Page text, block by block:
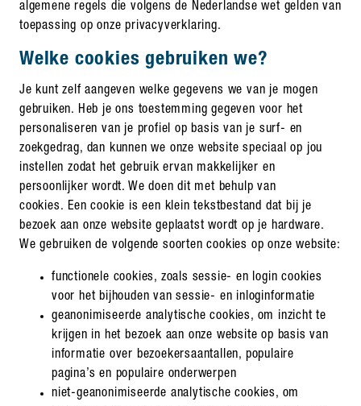
algemene regels die volgens de Nederlandse wet gelden van
toepassing op onze privacyverklaring.
Welke cookies gebruiken we?
Je kunt zelf aangeven welke gegevens we van je mogen
gebruiken. Heb je ons toestemming gegeven voor het
personaliseren van je profiel op basis van je surf- en
zoekgedrag, dan kunnen we onze website speciaal op jou
instellen zodat het gebruik ervan makkelijker en
persoonlijker wordt. We doen dit met behulp van
cookies. Een cookie is een klein tekstbestand dat bij je
bezoek aan onze website geplaatst wordt op je hardware.
We gebruiken de volgende soorten cookies op onze website:
functionele cookies, zoals sessie- en login cookies
voor het bijhouden van sessie- en inloginformatie
geanonimiseerde analytische cookies, om inzicht te
krijgen in het bezoek aan onze website op basis van
informatie over bezoekersaantallen, populaire
pagina’s en populaire onderwerpen
niet-geanonimiseerde analytische cookies, om